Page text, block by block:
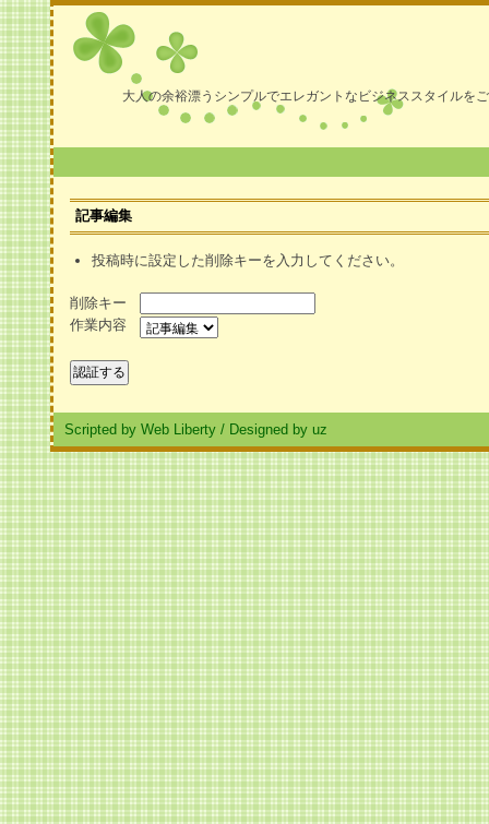
大人の余裕漂うシンプルでエレガントなビジネススタイルを
記事編集
投稿時に設定した削除キーを入力してください。
削除キー
作業内容
Scripted by Web Liberty / Designed by uz